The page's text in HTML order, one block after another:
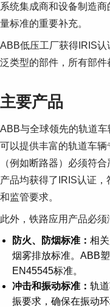
Suggestions
系统集成商和设备制造
量标准的重要补充。
ABB低压工厂获得IRIS
泛类型的部件，所有部
主要产品
ABB与全球领先的轨道车
可以提供丰富的轨道车
（例如断路器）必须符
产品均获得了IRIS认证
和监管要求。
此外，铁路应用产品必须
防火、防烟标准： 相
烟雾排放标准。ABB
EN45545标准。
冲击和振动标准： 轨
振要求，确保在振动